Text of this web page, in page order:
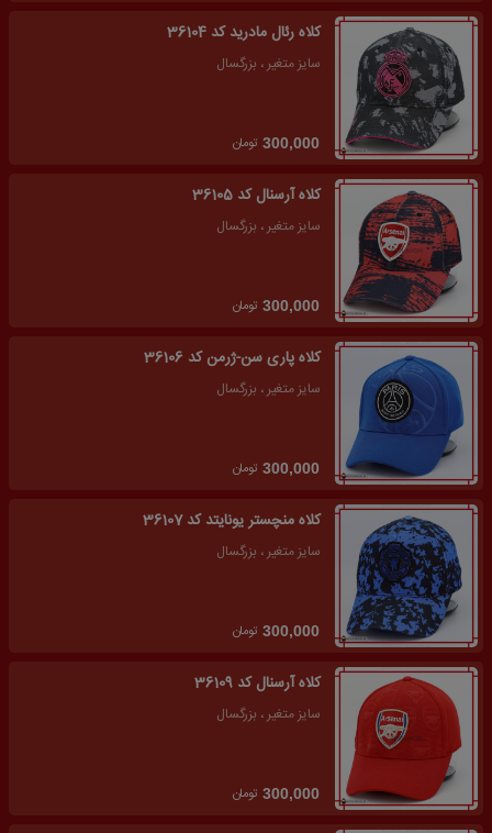
کلاه رئال مادرید کد 36104
سایز متغیر ، بزرگسال
300,000 تومان
کلاه آرسنال کد 36105
سایز متغیر ، بزرگسال
300,000 تومان
کلاه پاری سن-ژرمن کد 36106
سایز متغیر ، بزرگسال
300,000 تومان
کلاه منچستر یونایتد کد 36107
سایز متغیر ، بزرگسال
300,000 تومان
کلاه آرسنال کد 36109
سایز متغیر ، بزرگسال
300,000 تومان